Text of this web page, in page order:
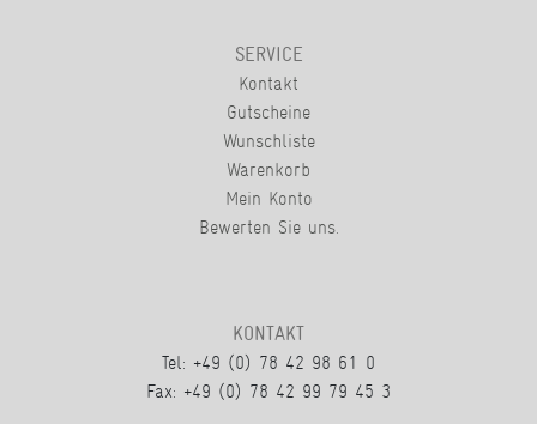
SERVICE
Kontakt
Gutscheine
Wunschliste
Warenkorb
Mein Konto
Bewerten Sie uns.
KONTAKT
Tel: +49 (0) 78 42 98 61 0
Fax: +49 (0) 78 42 99 79 45 3